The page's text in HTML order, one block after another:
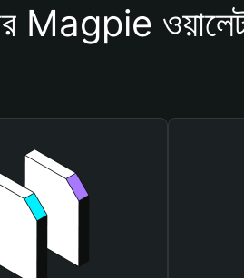
Magpie ওয়ালেট